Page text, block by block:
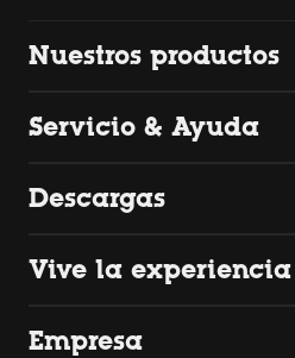
Nuestros productos
Servicio & Ayuda
Descargas
Vive la experiencia
Empresa